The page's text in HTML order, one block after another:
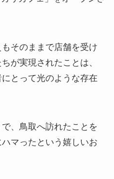
そのままで店舗を受け
が実現されたことは、
とって光のような存在
、鳥取へ訪れたことを
マったという嬉しいお